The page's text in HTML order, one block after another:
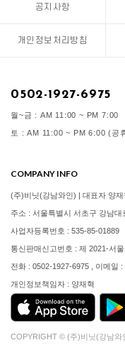
공지사항
개인정보처리방침
0502-1927-6975
월~금 : AM 11:00 ~ PM 7:00
토 : AM 11:00 ~ PM 6:00 (공
COMPANY INFO
(주)비닛(강남와인) | 대표자 양재
주소 : 서울특별시 서초구 강남대
사업자등록번호 : 535-85-01889
통신판매신고번호 : 제 2021-서
전화 : 0502-1927-6975 , 이메일 :
개인정보책임자 : 양재혁
COPYRIGHT © (주)비닛(강남와